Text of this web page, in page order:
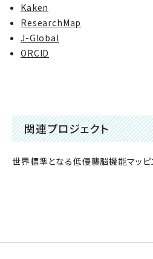
Kaken
ResearchMap
J-Global
ORCID
関連プロジェクト
世界標準となる低侵襲脳機能マッ